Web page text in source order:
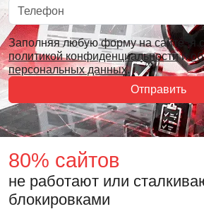
Заполняя любую форму на сайте, я
политикой конфиденциальностии
персональных данных.
Отправить
80% сайтов
не работают или
блокировками